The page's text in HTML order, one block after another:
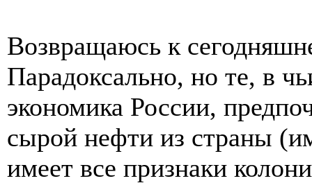
Возвращаюсь к
Парадоксально, но те, в
экономика России,
сырой нефти из страны
имеет все признаки